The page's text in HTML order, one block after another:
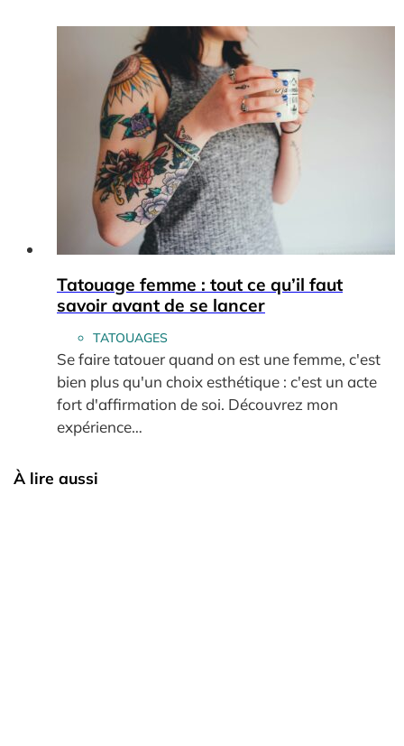
Tatouage femme : tout ce qu’il faut
savoir avant de se lancer
TATOUAGES
Se faire tatouer quand on est une femme, c'est
bien plus qu'un choix esthétique : c'est un acte
fort d'affirmation de soi. Découvrez mon
expérience…
À lire aussi